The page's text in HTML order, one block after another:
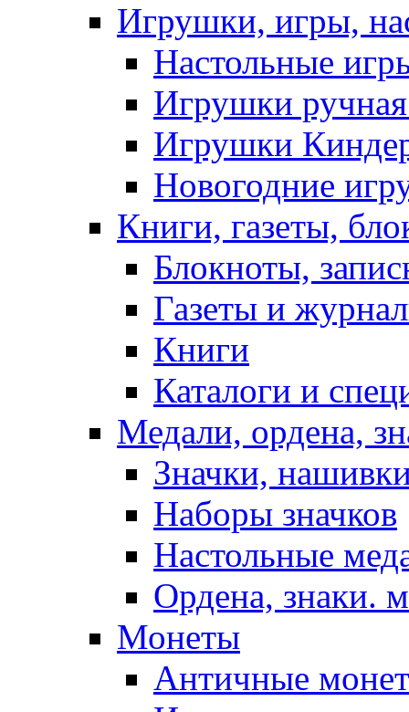
Игрушки, игры,
Настольные
Игрушки ручная
Игрушки
Новогодние
Книги, газеты,
Блокноты,
Газеты и
Книги
Каталоги и
Медали, ордена,
Значки,
Наборы значков
Настольные
Ордена, знаки.
Монеты
Античные